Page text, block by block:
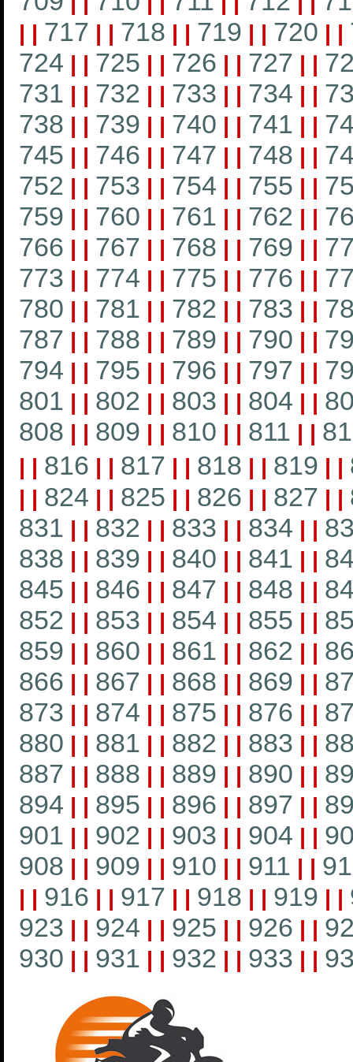
| | 717 | | 718 | | 719 | | 720 | |
724 | | 725 | | 726 | | 727 | |
731 | | 732 | | 733 | | 734 | |
738 | | 739 | | 740 | | 741 | |
745 | | 746 | | 747 | | 748 | |
752 | | 753 | | 754 | | 755 | |
759 | | 760 | | 761 | | 762 | |
766 | | 767 | | 768 | | 769 | |
773 | | 774 | | 775 | | 776 | |
780 | | 781 | | 782 | | 783 | |
787 | | 788 | | 789 | | 790 | |
794 | | 795 | | 796 | | 797 | |
801 | | 802 | | 803 | | 804 | |
808 | | 809 | | 810 | | 811 | |
| | 816 | | 817 | | 818 | | 819 | |
| | 824 | | 825 | | 826 | | 827 | |
831 | | 832 | | 833 | | 834 | |
838 | | 839 | | 840 | | 841 | |
845 | | 846 | | 847 | | 848 | |
852 | | 853 | | 854 | | 855 | |
859 | | 860 | | 861 | | 862 | |
866 | | 867 | | 868 | | 869 | |
873 | | 874 | | 875 | | 876 | |
880 | | 881 | | 882 | | 883 | |
887 | | 888 | | 889 | | 890 | |
894 | | 895 | | 896 | | 897 | |
901 | | 902 | | 903 | | 904 | |
908 | | 909 | | 910 | | 911 | |
| | 916 | | 917 | | 918 | | 919 | |
923 | | 924 | | 925 | | 926 | |
930 | | 931 | | 932 | | 933 | |